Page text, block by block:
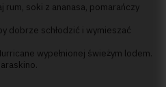
rum, soki z ananasa, pomarańczy
dobrze schłodzić i wymieszać
wypełnionej świeżym lodem.